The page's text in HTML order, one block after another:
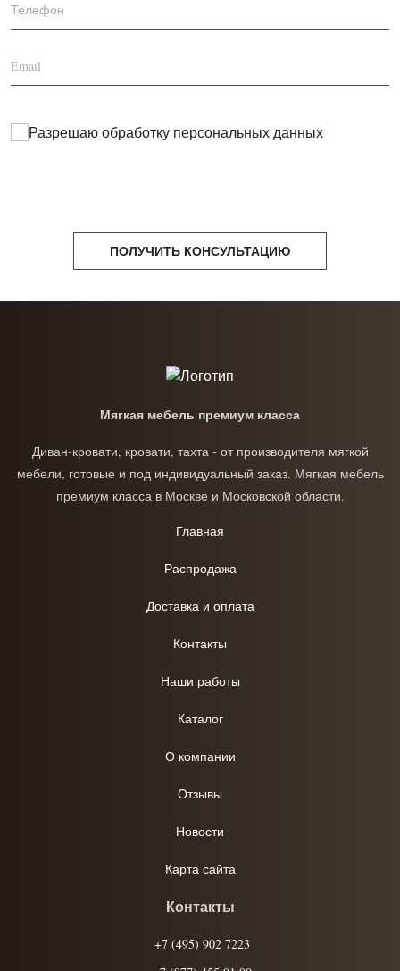
Разрешаю обработку персональных данных
ПОЛУЧИТЬ КОНСУЛЬТАЦИЮ
Мягкая мебель премиум класса
Диван-кровати, кровати, тахта - от производителя мягкой
мебели, готовые и под индивидуальный заказ. Мягкая мебель
премиум класса в Москве и Московской области.
Главная
Распродажа
Доставка и оплата
Контакты
Наши работы
Каталог
О компании
Отзывы
Новости
Карта сайта
Контакты
+7 (495) 902 7223